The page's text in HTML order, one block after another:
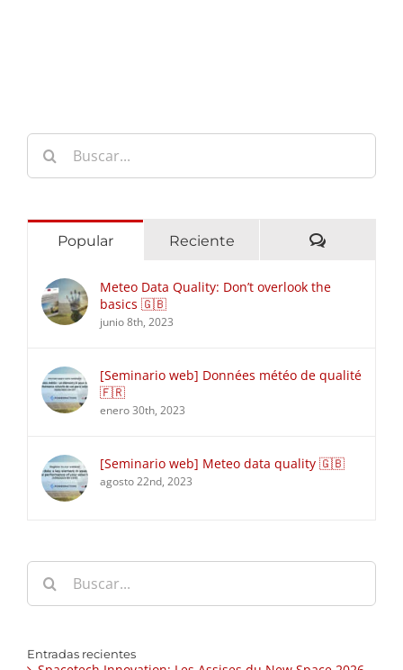
Buscar:
Popular Reciente
Meteo Data Quality: Don’t overlook the
basics 🇬🇧
junio 8th, 2023
[Seminario web] Données météo de qualité
🇫🇷
enero 30th, 2023
[Seminario web] Meteo data quality 🇬🇧
agosto 22nd, 2023
Buscar:
Entradas recientes